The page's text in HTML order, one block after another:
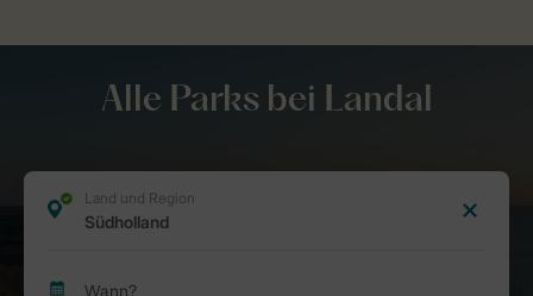
Alle Parks bei Landal